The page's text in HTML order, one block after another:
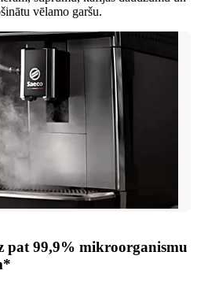
vēlamo garšu.
pat 99,9% mikroorganismu